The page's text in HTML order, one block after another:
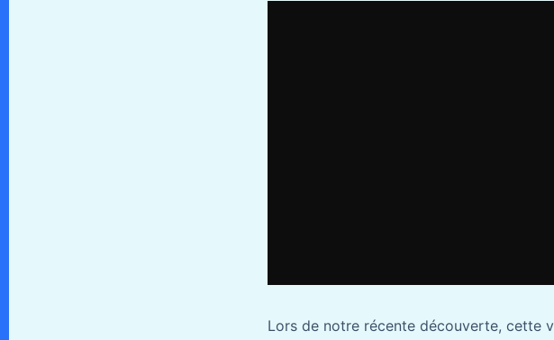
Lors de notre récente découverte, cette